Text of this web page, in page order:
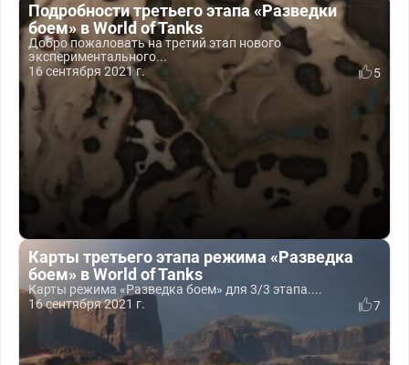
Подробности третьего этапа «Разведки
боем» в World of Tanks
Добро пожаловать на третий этап нового
экспериментального...
16 сентября 2021 г.
5
Карты третьего этапа режима «Разведка
боем» в World of Tanks
Карты режима «Разведка боем» для 3/3 этапа....
16 сентября 2021 г.
7